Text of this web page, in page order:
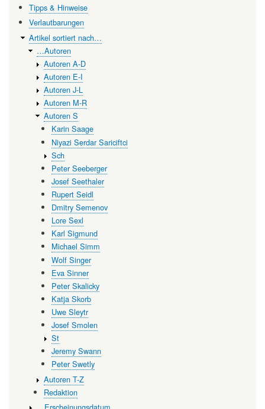
Tipps & Hinweise
Verlautbarungen
Artikel sortiert nach…
…Autoren
Autoren A-D
Autoren E-I
Autoren J-L
Autoren M-R
Autoren S
Karin Saage
Niyazi Serdar Sariciftci
Sch
Peter Seeberger
Josef Seethaler
Rupert Seidl
Dmitry Semenov
Lore Sexl
Karl Sigmund
Michael Simm
Wolf Singer
Eva Sinner
Peter Skalicky
Katja Skorb
Uwe Sleytr
Josef Smolen
St
Jeremy Swann
Peter Swetly
Autoren T-Z
Redaktion